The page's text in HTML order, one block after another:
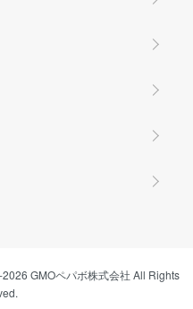
GMOペパボ株式会社 All Rights